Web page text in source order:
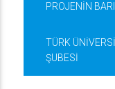
PROJENİN
TÜRK
ŞUBESİ